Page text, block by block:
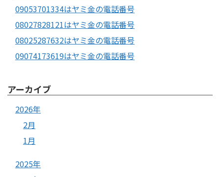
09053701334はヤミ金の電話番号
08027828121はヤミ金の電話番号
08025287632はヤミ金の電話番号
09074173619はヤミ金の電話番号
アーカイブ
2026年
2月
1月
2025年